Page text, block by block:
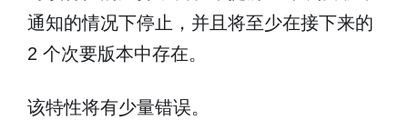
通知的情况下停止，并且将至少在接下来的
2 个次要版本中存在。
该特性将有少量错误。